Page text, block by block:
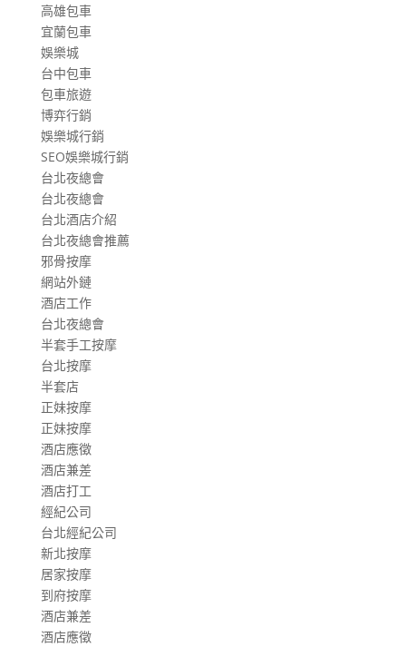
高雄包車
宜蘭包車
娛樂城
台中包車
包車旅遊
博弈行銷
娛樂城行銷
SEO娛樂城行銷
台北夜總會
台北夜總會
台北酒店介紹
台北夜總會推薦
邪骨按摩
網站外鏈
酒店工作
台北夜總會
半套手工按摩
台北按摩
半套店
正妹按摩
正妹按摩
酒店應徵
酒店兼差
酒店打工
經紀公司
台北經紀公司
新北按摩
居家按摩
到府按摩
酒店兼差
酒店應徵